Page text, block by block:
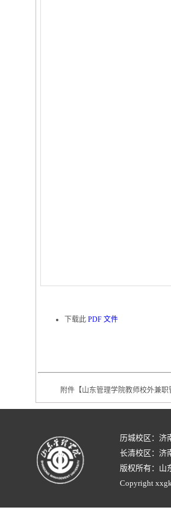
下载此 PDF 文件
附件【山东管理学院教师校外兼
历城校区：
长清校区：
版权所有：山
Copyright